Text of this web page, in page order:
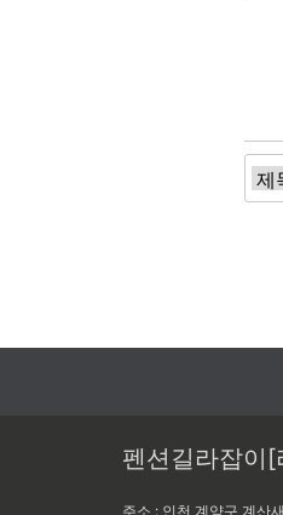
펜션길라잡이[
주소 : 인천 계양구 계산